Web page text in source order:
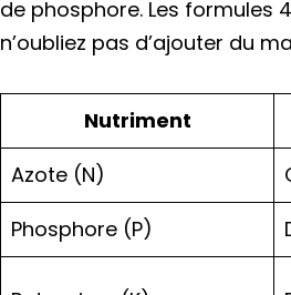
de phosphore. Les
n’oubliez pas d’ajouter du
Nutriment
Azote (N)
Phosphore (P)